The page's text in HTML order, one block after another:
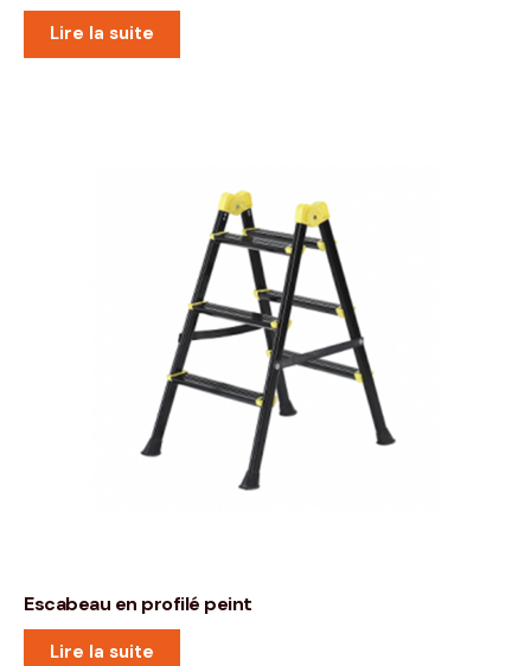
Lire la suite
Escabeau en profilé peint
Lire la suite